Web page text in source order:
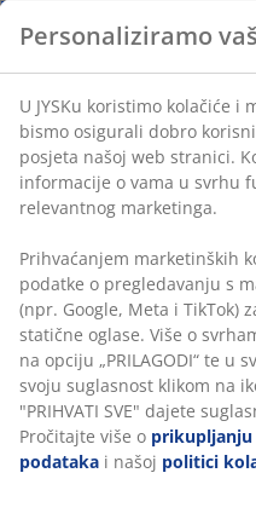
Jamstvo cijene
Jamstvo cijene unutar 30
Fleksibilne opcije
Brza i jednostavna
otpornog na smrzavanje.
cvijeće možete
biljke. Drenažni otvor se
osiguralo otjecanje viška
BROJ ARTIKLA: 6426040